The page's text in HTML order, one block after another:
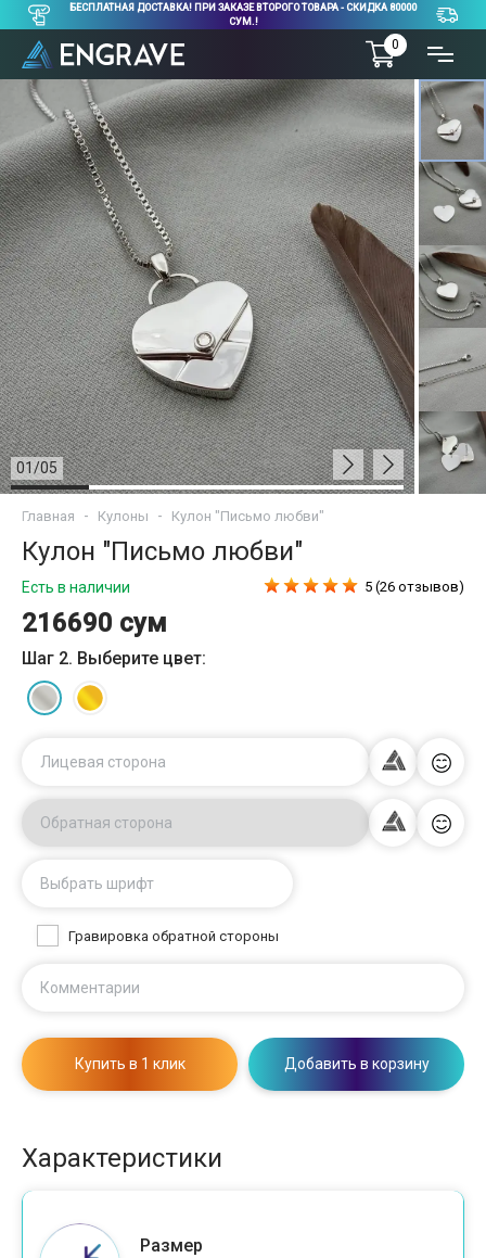
БЕСПЛАТНАЯ ДОСТАВКА! ПРИ ЗАКАЗЕ ВТОРОГО ТОВАРА - СКИДКА 80000
СУМ.!
0
01 /05
Главная Кулоны Кулон "Письмо любви"
Кулон "Письмо любви"
Есть в наличии
216690 сум
5 (26 отзывов)
Шаг 2. Выберите цвет:
Лицевая сторона
Обратная сторона
Выбрать шрифт
Гравировка обратной стороны
Комментарии
Купить в 1 клик Добавить в корзину
Характеристики
Размер